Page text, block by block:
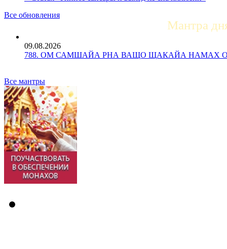
Все обновления
Мантра
09.08.2026
788. ОМ САМШАЙА РНА ВАЩО ЩАКАЙА НАМАХ ОМ
Все мантры